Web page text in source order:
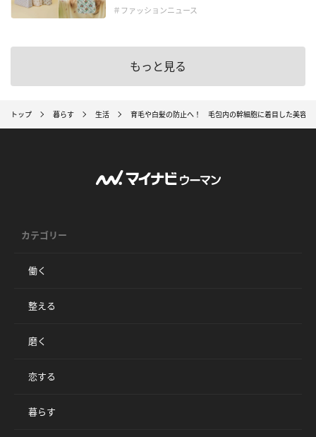
＃ファッションニュース
もっと見る
トップ 暮らす 生活 育毛や白髪の防止へ！ 毛包内の幹細胞に着目した美容
カテゴリー
働く
整える
磨く
恋する
暮らす